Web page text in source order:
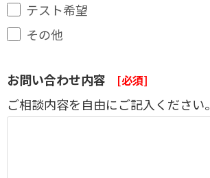
テスト希望
その他
お問い合わせ内容 [必須]
ご相談内容を自由にご記入ください。